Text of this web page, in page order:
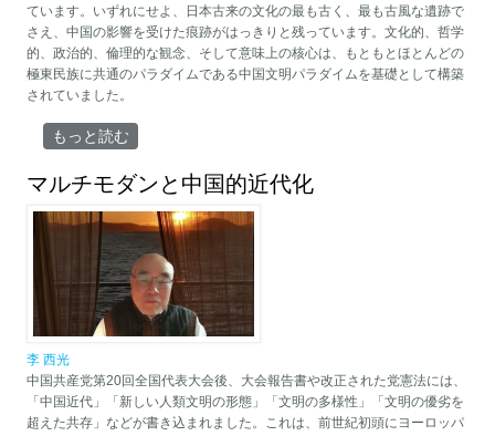
ています。いずれにせよ、日本古来の文化の最も古く、最も古風な遺跡で
さえ、中国の影響を受けた痕跡がはっきりと残っています。文化的、哲学
的、政治的、倫理的な観念、そして意味上の核心は、もともとほとんどの
極東民族に共通のパラダイムである中国文明パラダイムを基礎として構築
されていました。
「ヌーマキア」日本のロゴス：矢の不可逆性 | 2 について
もっと読む
マルチモダンと中国的近代化
李 西光
中国共産党第20回全国代表大会後、大会報告書や改正された党憲法には、
「中国近代」「新しい人類文明の形態」「文明の多様性」「文明の優劣を
超えた共存」などが書き込まれました。これは、前世紀初頭にヨーロッパ